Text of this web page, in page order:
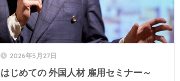
2026年5月27日
はじめての 外国人材 雇用セミナー～